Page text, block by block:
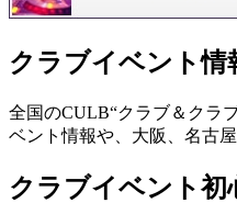
クラブイベント情
全国のCULB“クラブ＆クラ
ベント情報や、大阪、名古
クラブイベント初